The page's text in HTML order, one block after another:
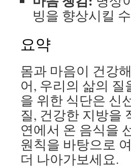
빙을 향상시킬
요약
몸과 마음이 건강
어, 우리의 삶의
을 위한 식단은 신
질, 건강한 지방을
연에서 온 음식을
원칙을 바탕으로
더 나아가보세요.